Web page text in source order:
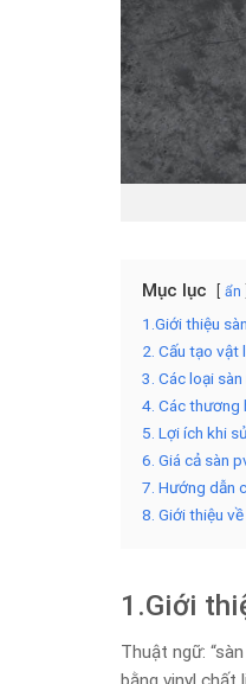
Mục lục ẩn
1.Giới thiệu
2. Cấu tạo vật
3. Các loại
4. Các thương
5. Lợi ích khi
6. Giá cả sàn
7. Hướng dẫn
8. Giới thiệu
1.Giới
Thuật ngữ: